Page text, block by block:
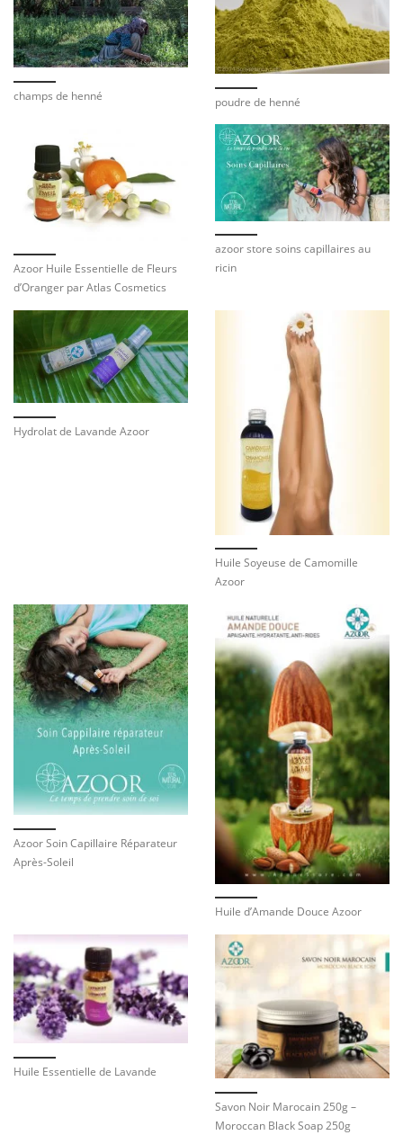
champs de henné poudre de henné
Azoor Huile Essentielle de Fleurs
d’Oranger par Atlas Cosmetics
azoor store soins capillaires au
ricin
Hydrolat de Lavande Azoor
Huile Soyeuse de Camomille
Azoor
Azoor Soin Capillaire Réparateur
Après-Soleil
Huile d’Amande Douce Azoor
Huile Essentielle de Lavande
Savon Noir Marocain 250g –
Moroccan Black Soap 250g